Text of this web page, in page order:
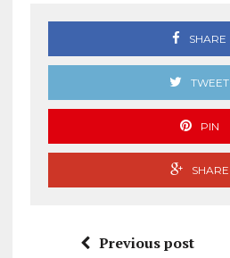
SHARE
TWEET
PIN
SHARE
Previous post